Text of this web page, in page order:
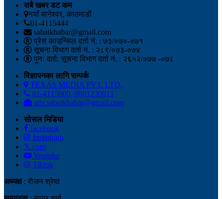
सबै खबर डट कम
नयाँ बानेश्वर, काठमाडौं
01-4115444
sabaikhabar@gmail.com
प्रेस काउन्सिल दर्ता नं. : ७३/०७०-०७१
सूचना विभाग दर्ता नं. : २८९/०७३-०७४
पुनः दर्ता: सूचना विभाग दर्ता नं. : २६५२/०७७ -०७८
विज्ञापनका लागि सम्पर्क
TEXAS MEDIA PVT. LTD.
01-4115000, 9801230011
adv.sabaikhabar@gmail.com
सोसल मिडिया
facebook
Instagram
𝕏.com
Youtube
Tiktok
अध्यक्ष: रोजन श्रेष्ठ